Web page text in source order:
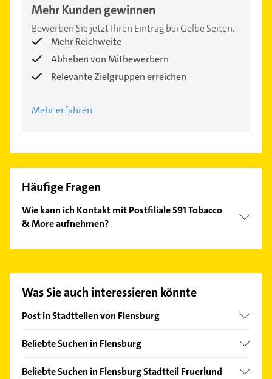
Mehr Kunden gewinnen
Bewerben Sie jetzt Ihren Eintrag bei Gelbe Seiten.
Mehr Reichweite
Abheben von Mitbewerbern
Relevante Zielgruppen erreichen
Mehr erfahren
Häufige Fragen
Wie kann ich Kontakt mit Postfiliale 591 Tobacco
& More aufnehmen?
Hier finden Sie alleKontaktdaten
Was Sie auch interessieren könnte
Post in Stadtteilen von Flensburg
Mürwik
Beliebte Suchen in Flensburg
Dachdecker
Beliebte Suchen in Flensburg Stadtteil Fruerlund